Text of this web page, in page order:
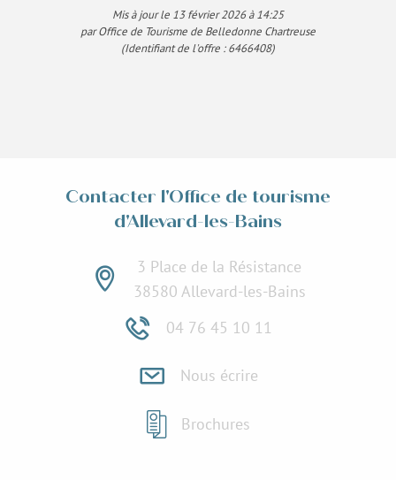
Mis à jour le 13 février 2026 à 14:25
par Office de Tourisme de Belledonne Chartreuse
(Identifiant de l'offre :6466408)
Contacter l'Office de tourisme
d'Allevard-les-Bains
3 Place de la Résistance
38580 Allevard-les-Bains
04 76 45 10 11
Nous écrire
Brochures